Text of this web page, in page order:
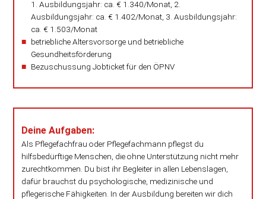
1. Ausbildungsjahr: ca. € 1.340/Monat, 2.
Ausbildungsjahr: ca. € 1.402/Monat, 3. Ausbildungsjahr:
ca. € 1.503/Monat
betriebliche Altersvorsorge und betriebliche
Gesundheitsförderung
Bezuschussung Jobticket für den ÖPNV
Deine Aufgaben:
Als Pflegefachfrau oder Pflegefachmann pflegst du
hilfsbedürftige Menschen, die ohne Unterstützung nicht mehr
zurechtkommen. Du bist ihr Begleiter in allen Lebenslagen,
dafür brauchst du psychologische, medizinische und
pflegerische Fähigkeiten. In der Ausbildung bereiten wir dich